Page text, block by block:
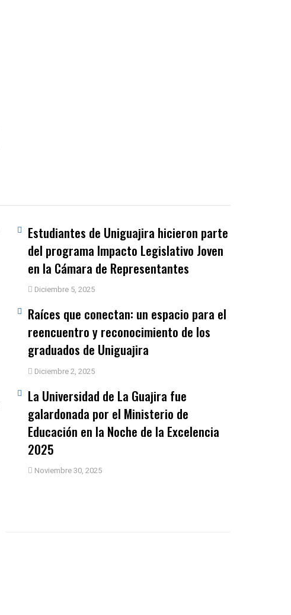
Estudiantes de Uniguajira hicieron parte
del programa Impacto Legislativo Joven
en la Cámara de Representantes
Diciembre 5, 2025
Raíces que conectan: un espacio para el
reencuentro y reconocimiento de los
graduados de Uniguajira
Diciembre 2, 2025
La Universidad de La Guajira fue
galardonada por el Ministerio de
Educación en la Noche de la Excelencia
2025
Noviembre 30, 2025